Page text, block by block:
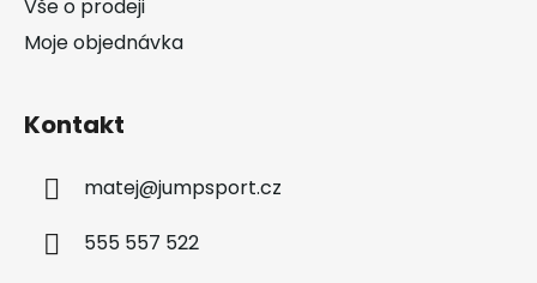
Vše o prodeji
Moje objednávka
Kontakt
matej@jumpsport.cz
555 557 522